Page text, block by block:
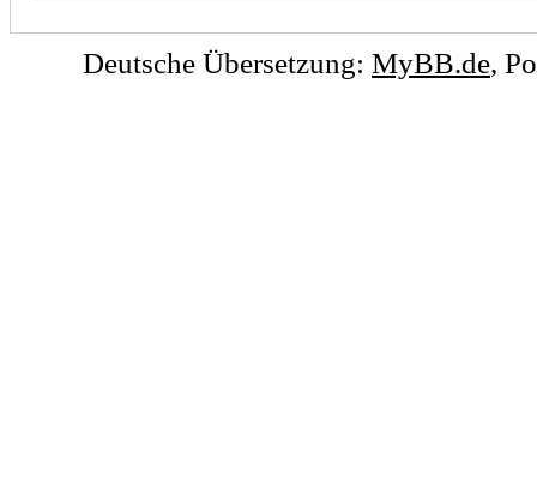
Deutsche Übersetzung: MyBB.de,